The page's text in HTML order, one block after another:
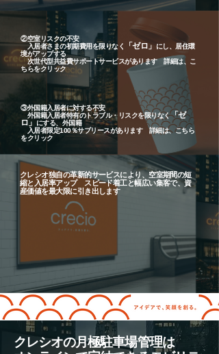
​②空室リスクの不安
入居者さまの初期費用を限りなく
「ゼロ」
にし、居住環
境がアップする
​ 次世代型共益費サポートサービスがあります 詳細は、こ
ちらをクリック
​③外国籍入居者に対する不安
外国籍入居者特有のトラブル・リスクを限りなく「ゼ
ロ」
にする、外国籍
入居者限定100％サブリースがあります 詳細は、こちら
をクリック
クレシオ独自の革新的サービスにより、空室期間の短
縮と入居率アップ スピード着工と幅広い集客で、資
産価値を最大限に引き出します
クレシオの月極駐車場管理は